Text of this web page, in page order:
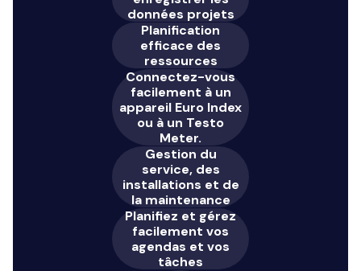
données projets
Planification
efficace des
ressources
Connectez-vous
facilement à un
appareil Euro Index
ou à un Testo
Meter.
Gestion du
service, des
installations et de
la maintenance
Planifiez et gérez
facilement vos
agendas et vos
tâches